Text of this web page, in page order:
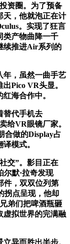
资圈。为了预备
天，他就泡正在计
。实现了狂言
类产物曲降一千
续推进Air系列的
，虽然一曲手艺
Pico VR头显。
海合作中。
代手机去
给VR眼镜厂家。
合做的Display占
模式。
交”。影目正在
尔默·拉奇发现
件，双双位列第
拐点呈现，他却
弟们把啤酒瓶砸
虚拟世界的完满融
异而胜出半步。